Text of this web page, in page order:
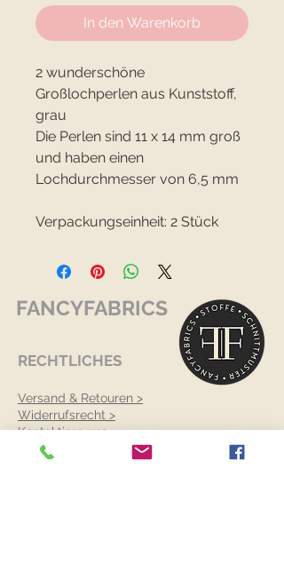
In den Warenkorb
2 wunderschöne
Großlochperlen aus Kunststoff,
grau
Die Perlen sind 11 x 14 mm groß
und haben einen
Lochdurchmesser von 6,5 mm
Verpackungseinheit: 2 Stück
FANCYFABRICS
RECHTLICHES
Versand & Retouren >
Widerrufsrecht >
Kontaktiere uns >
Über uns >